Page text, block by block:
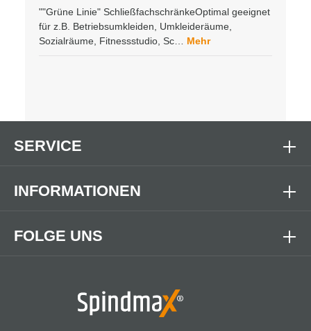
""Grüne Linie" SchließfachschränkeOptimal geeignet
für z.B. Betriebsumkleiden, Umkleideräume,
Sozialräume, Fitnessstudio, Sc… Mehr
FOLGE UNS
SERVICE
INFORMATIONEN